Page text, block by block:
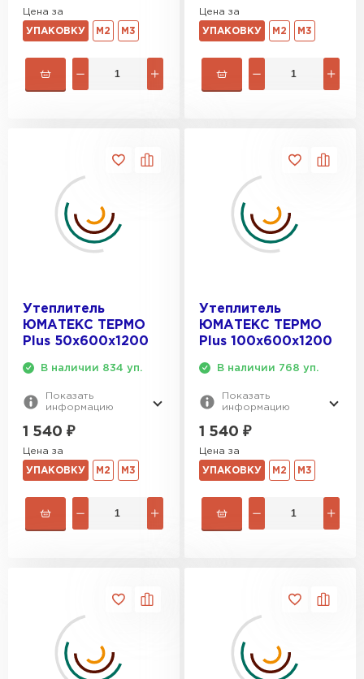
Цена за
УПАКОВКУ М2 М3
Цена за
УПАКОВКУ М2 М3
Утеплитель
ЮМАТЕКС ТЕРМО
Plus 50х600х1200
В наличии 834 уп.
Показать
информацию
1 540 ₽
Цена за
УПАКОВКУ М2 М3
Утеплитель
ЮМАТЕКС ТЕРМО
Plus 100х600х1200
В наличии 768 уп.
Показать
информацию
1 540 ₽
Цена за
УПАКОВКУ М2 М3